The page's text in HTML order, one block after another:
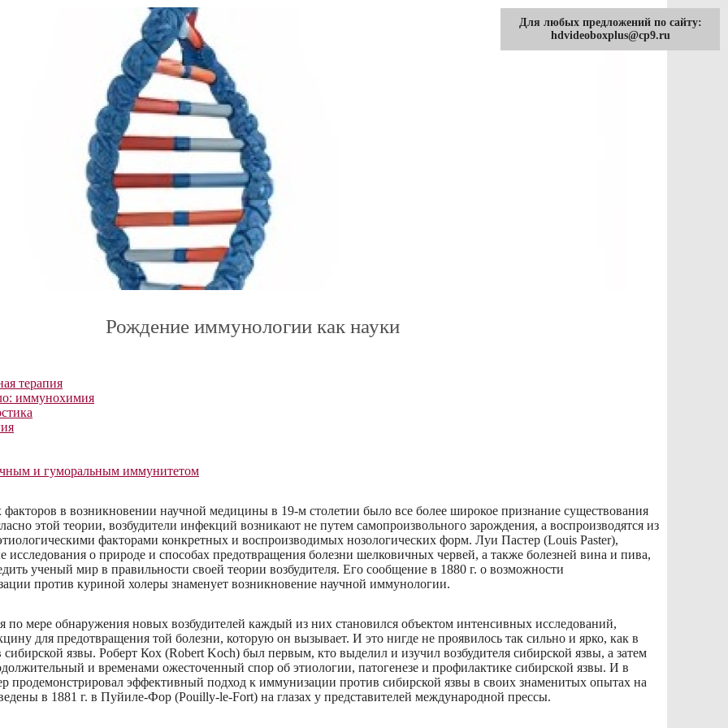
Рождение иммунологии как науки
терапия
иммунохимия
и гуморальным иммунитетом
в возникновении научной медицины в 19-м столетии было все более широкое признание существования
этой теории, возбудители инфекций возникают не путем самопроизвольного зарождения, а воспроизводятся из
факторами конкретных и воспроизводимых нозологических форм. Луи Пастер (Louis Paster),
исследования о природе и способах предотвращения болезни шелковичных червей, а также болезней вина и пива,
ученый мир в правильности своей теории возбудителя. Его сообщение в 1880 г. о возможности
против куриной холеры знаменует возникновение научной иммунологии.
по мере обнаружения новых возбудителей каждый из них становился объектом интенсивных исследований,
для предотвращения той болезни, которую он вызывает. И это нигде не проявилось так сильно и ярко, как в
язвы. Роберт Кох (Robert Koch) был первым, кто выделил и изучил возбудителя сибирской язвы, а затем
и временами ожесточенный спор об этиологии, патогенезе и профилактике сибирской язвы. И в
продемонстрировал эффективный подход к иммунизации против сибирской язвы в своих знаменитых опытах на
в 1881 г. в Пуйиле-Фор (Pouilly-le-Fort) на глазах у представителей международной прессы.
Для любых предложений по сайту:
hdvideoboxplus@cp9.ru